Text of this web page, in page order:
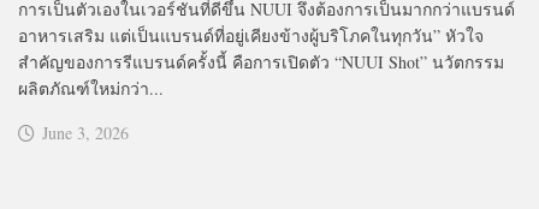
การเป็นตัวเองในเวอร์ชันที่ดีขึ้น NUUI จึงต้องการเป็นมากกว่าแบรนด์
อาหารเสริม แต่เป็นแบรนด์ที่อยู่เคียงข้างผู้บริโภคในทุกวัน” หัวใจ
สำคัญของการรีแบรนด์ครั้งนี้ คือการเปิดตัว “NUUI Shot” นวัตกรรม
ผลิตภัณฑ์ใหม่กว่า...
June 3, 2026